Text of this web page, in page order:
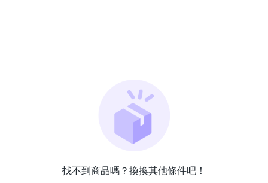
找不到商品嗎？換換其他條件吧！